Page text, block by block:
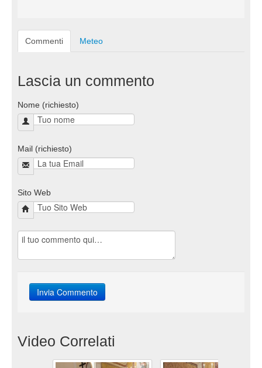
Commenti Meteo
Lascia un commento
Nome (richiesto)
Mail (richiesto)
Sito Web
Video Correlati